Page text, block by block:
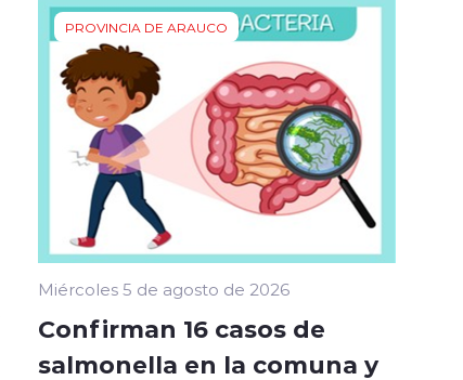
PROVINCIA DE ARAUCO
Miércoles 5 de agosto de 2026
Confirman 16 casos de
salmonella en la comuna y